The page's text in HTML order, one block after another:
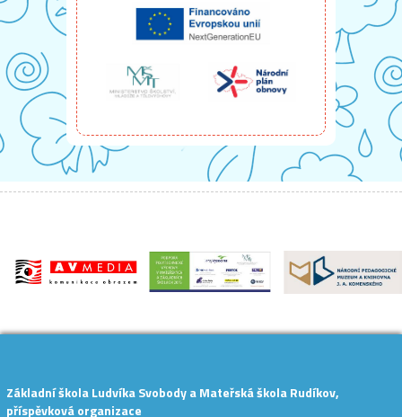
Základní škola Ludvíka Svobody a Mateřská škola Rudíkov,
příspěvková organizace